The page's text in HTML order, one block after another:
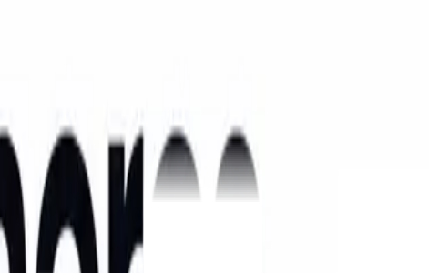
a atuação no transporte de cargas perecíveis e no apoio às
logística internacional de frutas, participará pela primeira vez como
feira será realizada de 24 a 26 de março no São Paulo Expo &
trajetória: a celebração dos 20 anos de atuação no mercado de
anterior.